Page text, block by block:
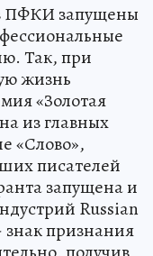
ПФКИ запущены
Так, при
жизнь
«Золотая
из главных
«Слово»,
писателей
запущена и
Russian
знак признания